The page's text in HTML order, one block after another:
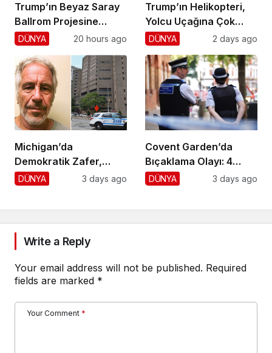
Trump’ın Beyaz Saray
Ballrom Projesine
Durdurma
DÜNYA 20 hours ago
Trump’ın Helikopteri,
Yolcu Uçağına Çok
Yaklaştı!
DÜNYA 2 days ago
Michigan’da
Demokratik Zafer,
Cumhuriyetçilere
DÜNYA 3 days ago
Covent Garden’da
Bıçaklama Olayı: 4
Yaralı, 1 Gözaltı
DÜNYA 3 days ago
Write a Reply
Your email address will not be published. Required
fields are marked *
Your Comment *